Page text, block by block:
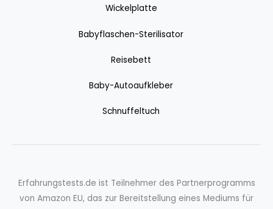
Wickelplatte
Babyflaschen-Sterilisator
Reisebett
Baby-Autoaufkleber
Schnuffeltuch
Erfahrungstests.de ist Teilnehmer des Partnerprogramms
von Amazon EU, das zur Bereitstellung eines Mediums für